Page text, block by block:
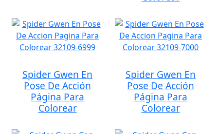
Spider Gwen En
Pose De Acción
Página Para
Colorear
Spider Gwen En
Pose De Acción
Página Para
Colorear